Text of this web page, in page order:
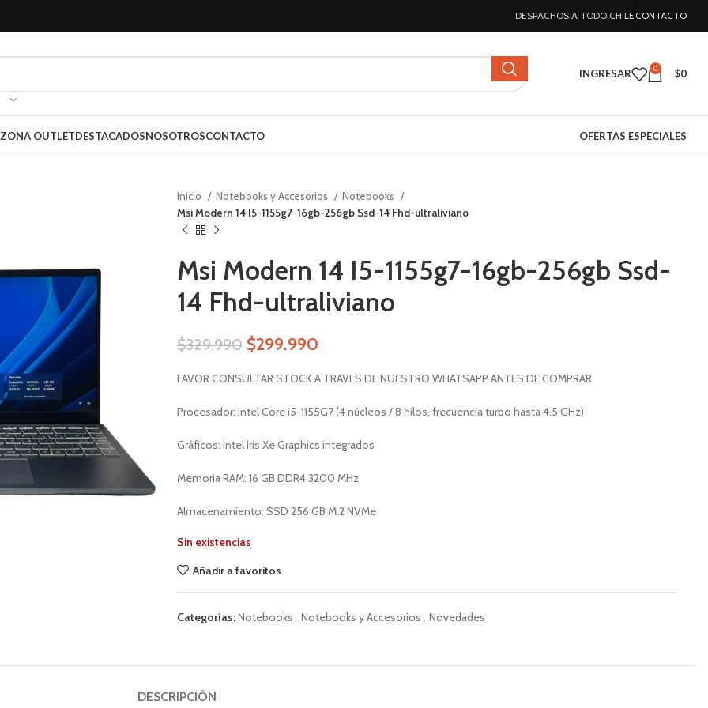
DESPACHOS A TODO CHILE CONTACTO
INGRESAR 0 $0
ZONA OUTLETDESTACADOSNOSOTROSCONTACTO OFERTAS ESPECIALES
Inicio Notebooks y Accesorios
Notebooks
Msi Modern 14 I5-1155g7-16gb-256gb Ssd-14 Fhd-ultraliviano
Msi Modern 14 I5-1155g7-16gb-256gb Ssd-
14 Fhd-ultraliviano
$329.990 $299.990
FAVOR CONSULTAR STOCK A TRAVES DE NUESTRO WHATSAPP ANTES DE COMPRAR
Procesador: Intel Core i5-1155G7 (4 núcleos / 8 hilos, frecuencia turbo hasta 4.5 GHz)
Gráficos: Intel Iris Xe Graphics integrados
Memoria RAM: 16 GB DDR4 3200 MHz
Almacenamiento: SSD 256 GB M.2 NVMe
Sin existencias
Añadir a favoritos
Categorías:Notebooks, Notebooks y Accesorios, Novedades
DESCRIPCIÓN